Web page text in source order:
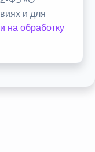
и для
на обработку